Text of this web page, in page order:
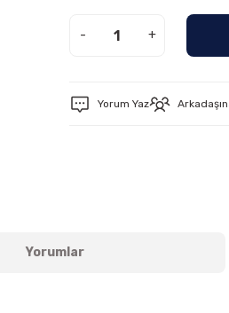
- +
Yorum Yaz
Yorumlar